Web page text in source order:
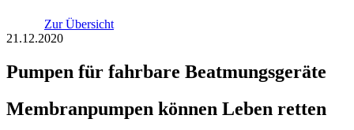
Zur Übersicht
21.12.2020
Pumpen für fahrbare Beatmungsgeräte
Membranpumpen können Leben retten